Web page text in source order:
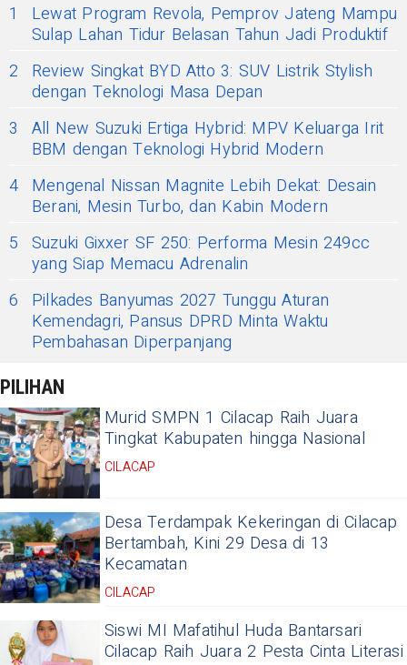
1
Lewat Program Revola, Pemprov Jateng Mampu
Sulap Lahan Tidur Belasan Tahun Jadi Produktif
2
Review Singkat BYD Atto 3: SUV Listrik Stylish
dengan Teknologi Masa Depan
3
All New Suzuki Ertiga Hybrid: MPV Keluarga Irit
BBM dengan Teknologi Hybrid Modern
4 Mengenal Nissan Magnite Lebih Dekat: Desain
Berani, Mesin Turbo, dan Kabin Modern
5 Suzuki Gixxer SF 250: Performa Mesin 249cc
yang Siap Memacu Adrenalin
6
Pilkades Banyumas 2027 Tunggu Aturan
Kemendagri, Pansus DPRD Minta Waktu
Pembahasan Diperpanjang
PILIHAN
Murid SMPN 1 Cilacap Raih Juara
Tingkat Kabupaten hingga Nasional
CILACAP
Desa Terdampak Kekeringan di Cilacap
Bertambah, Kini 29 Desa di 13
Kecamatan
CILACAP
Siswi MI Mafatihul Huda Bantarsari
Cilacap Raih Juara 2 Pesta Cinta Literasi